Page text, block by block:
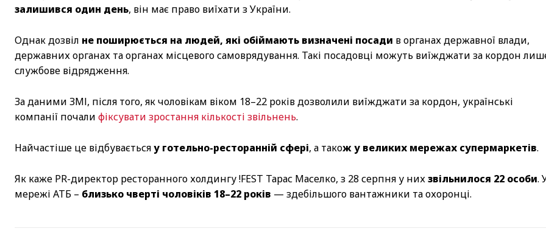
залишився один день, він має право виїхати з України.
Однак дозвіл не поширюється на людей, які обіймають визначені посади в органах державної влади,
державних органах та органах місцевого самоврядування. Такі посадовці можуть виїжджати за кордон
службове відрядження.
За даними ЗМІ, після того, як чоловікам віком 18–22 років дозволили виїжджати за кордон, українські
компанії почали фіксувати зростання кількості звільнень.
Найчастіше це відбуваєтьсяу готельно-ресторанній сфері, а також у великих мережах супермаркетів.
Як каже PR-директор ресторанного холдингу !FEST Тарас Маселко, з 28 серпня у нихзвільнилося 22 особи.
мережі АТБ – близько чверті чоловіків 18–22 років — здебільшого вантажники та охоронці.